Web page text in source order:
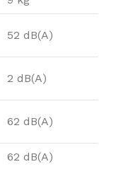
52 dB(A)
2 dB(A)
62 dB(A)
62 dB(A)